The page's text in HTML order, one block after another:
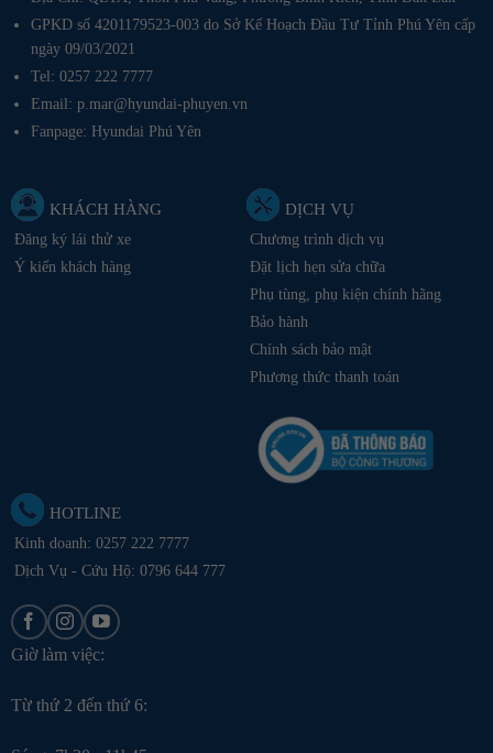
GPKD số 4201179523-003 do Sở Kế Hoạch Đầu Tư Tỉnh Phú Yên cấp
ngày 09/03/2021
Tel: 0257 222 7777
Email: p.mar@hyundai-phuyen.vn
Fanpage: Hyundai Phú Yên
KHÁCH HÀNG
Đăng ký lái thử xe
Ý kiến khách hàng
DỊCH VỤ
Chương trình dịch vụ
Đặt lịch hẹn sửa chữa
Phụ tùng, phụ kiện chính hãng
Bảo hành
Chính sách bảo mật
Phương thức thanh toán
HOTLINE
Kinh doanh: 0257 222 7777
Dịch Vụ - Cứu Hộ: 0796 644 777
Giờ làm việc:
Từ thứ 2 đến thứ 6: